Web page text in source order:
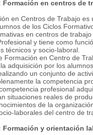
Formación en centros de
en Centros de Trabajo
de los Ciclos
en centros de
y tiene como
técnicos y socio-laboral.
Formación en Centro de
adquisición por los
un conjunto de
la competencia
profesional
situaciones reales de
de la
laborales del centro de
Formación y orientación